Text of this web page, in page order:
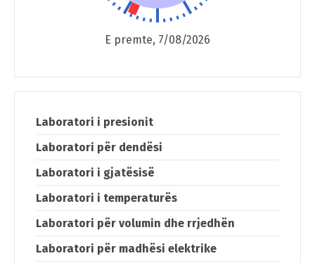
E premte, 7/08/2026
Laboratori i presionit
Laboratori për dendësi
Laboratori i gjatësisë
Laboratori i temperaturës
Laboratori për volumin dhe rrjedhën
Laboratori për madhësi elektrike
македонски
English